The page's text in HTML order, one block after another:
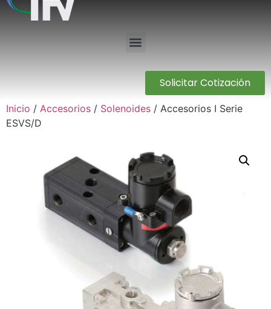
Solicitar Cotización
Inicio / Accesorios / Solenoides / Accesorios I Serie
ESVS/D